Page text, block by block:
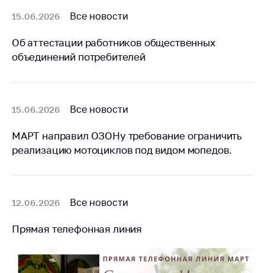
15.06.2026 Все новости
Об аттестации работников общественных
объединений потребителей
15.06.2026 Все новости
МАРТ направил ОЗОНу требование ограничить
реализацию мотоциклов под видом мопедов.
12.06.2026 Все новости
Прямая телефонная линия